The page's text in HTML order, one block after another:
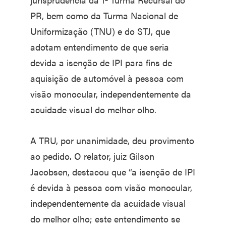
PR, bem como da Turma Nacional de
Uniformização (TNU) e do STJ, que
adotam entendimento de que seria
devida a isenção de IPI para fins de
aquisição de automóvel à pessoa com
visão monocular, independentemente da
acuidade visual do melhor olho.
A TRU, por unanimidade, deu provimento
ao pedido. O relator, juiz Gilson
Jacobsen, destacou que “a isenção de IPI
é devida à pessoa com visão monocular,
independentemente da acuidade visual
do melhor olho; este entendimento se